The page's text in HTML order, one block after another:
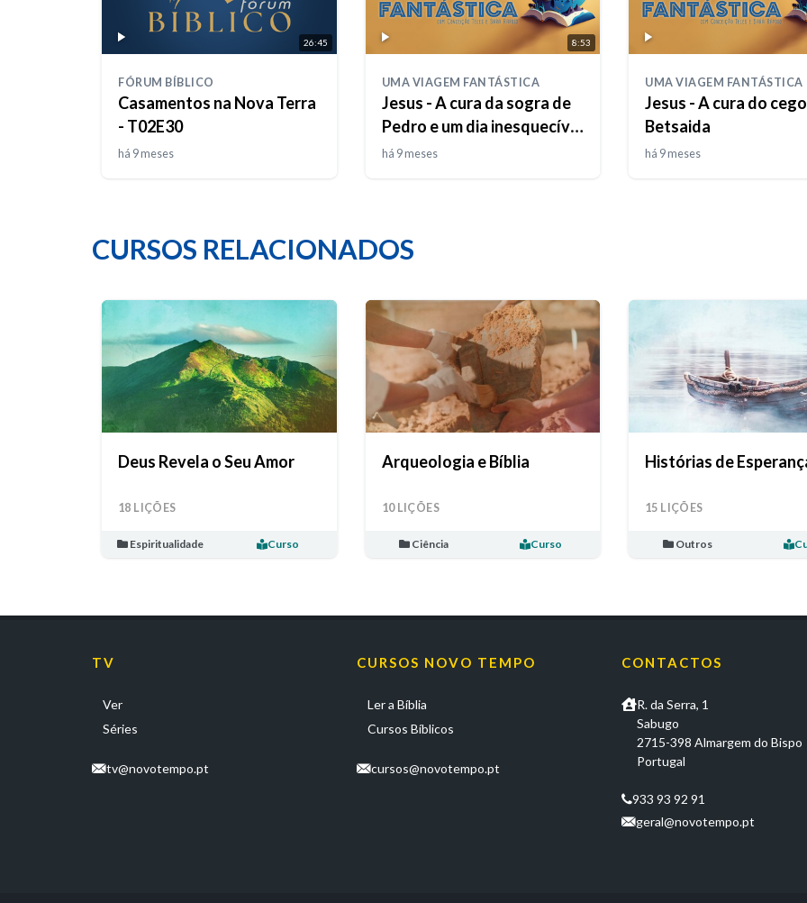
26:45
FÓRUM BÍBLICO
Casamentos na Nova Terra
- T02E30
há 9 meses
8:53
UMA VIAGEM FANTÁSTICA
Jesus - A cura da sogra de
Pedro e um dia inesquecível
em Cafarnaum
há 9 meses
UMA VIAGEM FANTÁSTICA
Jesus - A cura do
Betsaida
há 9 meses
CURSOS RELACIONADOS
Deus Revela o Seu Amor
18 LIÇÕES
Espiritualidade Curso
Arqueologia e Bíblia
10 LIÇÕES
Ciência Curso
Histórias de
15 LIÇÕES
Outros
TV
Ver
Séries
tv@novotempo.pt
CURSOS NOVO TEMPO
Ler a Bíblia
Cursos Bíblicos
cursos@novotempo.pt
CONTACTOS
R. da Serra, 1
Sabugo
2715-398 Almargem do Bispo
Portugal
933 93 92 91
geral@novotempo.pt